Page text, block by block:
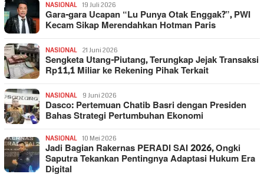
NASIONAL 19 Juli 2026
Gara-gara Ucapan “Lu Punya Otak Enggak?”, PWI
Kecam Sikap Merendahkan Hotman Paris
NASIONAL 21 Juni 2026
Sengketa Utang-Piutang, Terungkap Jejak Transaksi
Rp11,1 Miliar ke Rekening Pihak Terkait
NASIONAL 9 Juni 2026
Dasco: Pertemuan Chatib Basri dengan Presiden
Bahas Strategi Pertumbuhan Ekonomi
NASIONAL 10 Mei 2026
Jadi Bagian Rakernas PERADI SAI 2026, Ongki
Saputra Tekankan Pentingnya Adaptasi Hukum Era
Digital